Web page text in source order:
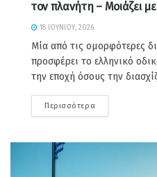
τον πλανήτη – Μοιάζει
18 ΙΟΥΝΊΟΥ, 2026
Μία από τις ομορφότερες
προσφέρει το ελληνικό
την εποχή όσους την
Περισσότερα